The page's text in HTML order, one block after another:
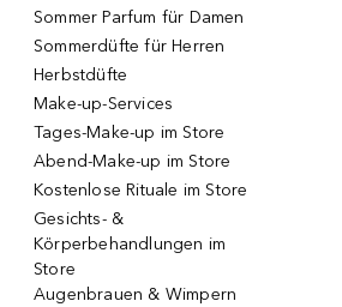
Sommer Parfum für Damen
Sommerdüfte für Herren
Herbstdüfte
Make-up-Services
Tages-Make-up im Store
Abend-Make-up im Store
Kostenlose Rituale im Store
Gesichts- &
Körperbehandlungen im
Store
Augenbrauen & Wimpern